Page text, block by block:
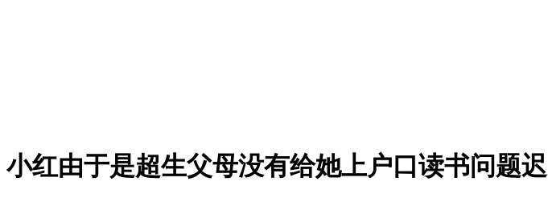
小红由于是超生父母没有给她上户口读书问题迟